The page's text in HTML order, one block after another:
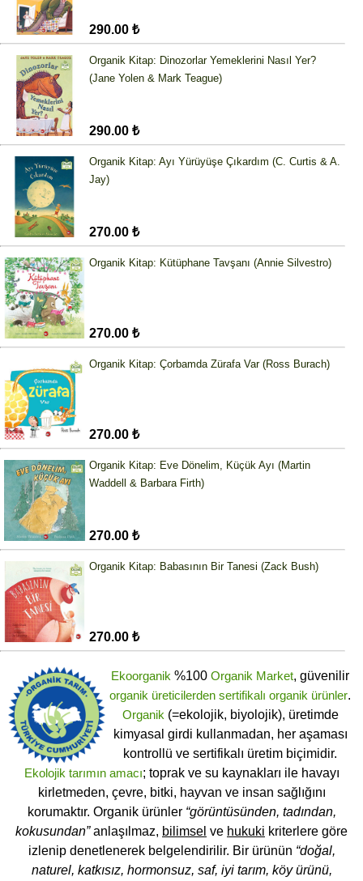
290.00 ₺
Organik Kitap: Dinozorlar Yemeklerini Nasıl Yer?
(Jane Yolen & Mark Teague)
290.00 ₺
Organik Kitap: Ayı Yürüyüşe Çıkardım (C. Curtis & A.
Jay)
270.00 ₺
Organik Kitap: Kütüphane Tavşanı (Annie Silvestro)
270.00 ₺
Organik Kitap: Çorbamda Zürafa Var (Ross Burach)
270.00 ₺
Organik Kitap: Eve Dönelim, Küçük Ayı (Martin
Waddell & Barbara Firth)
270.00 ₺
Organik Kitap: Babasının Bir Tanesi (Zack Bush)
270.00 ₺
Ekoorganik %100 Organik Market, güvenilir
organik üreticilerden sertifikalı organik ürünler.
Organik (=ekolojik, biyolojik), üretimde
kimyasal girdi kullanmadan, her aşaması
kontrollü ve sertifikalı üretim biçimidir.
Ekolojik tarımın amacı; toprak ve su kaynakları ile havayı
kirletmeden, çevre, bitki, hayvan ve insan sağlığını
korumaktır. Organik ürünler “görüntüsünden, tadından,
kokusundan”anlaşılmaz, bilimsel ve hukuki kriterlere göre
izlenip denetlenerek belgelendirilir. Bir ürünün “doğal,
naturel, katkısız, hormonsuz, saf, iyi tarım, köy ürünü,